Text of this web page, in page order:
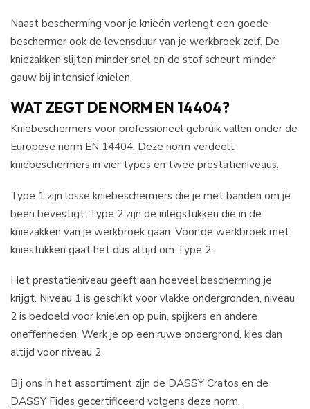
Naast bescherming voor je knieën verlengt een goede
beschermer ook de levensduur van je werkbroek zelf. De
kniezakken slijten minder snel en de stof scheurt minder
gauw bij intensief knielen.
WAT ZEGT DE NORM EN 14404?
Kniebeschermers voor professioneel gebruik vallen onder de
Europese norm EN 14404. Deze norm verdeelt
kniebeschermers in vier types en twee prestatieniveaus.
Type 1 zijn losse kniebeschermers die je met banden om je
been bevestigt. Type 2 zijn de inlegstukken die in de
kniezakken van je werkbroek gaan. Voor de werkbroek met
kniestukken gaat het dus altijd om Type 2.
Het prestatieniveau geeft aan hoeveel bescherming je
krijgt. Niveau 1 is geschikt voor vlakke ondergronden, niveau
2 is bedoeld voor knielen op puin, spijkers en andere
oneffenheden. Werk je op een ruwe ondergrond, kies dan
altijd voor niveau 2.
Bij ons in het assortiment zijn de DASSY Cratos en de
DASSY Fides gecertificeerd volgens deze norm.